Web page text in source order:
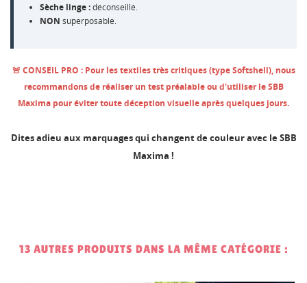
Sèche linge :déconseillé.
NON superposable.
🚨 CONSEIL PRO : Pour les textiles très critiques (type Softshell), nous
recommandons de réaliser un test préalable ou d'utiliser le SBB
Maxima pour éviter toute déception visuelle après quelques jours.
Dites adieu aux marquages qui changent de couleur avec le SBB
Maxima !
13 AUTRES PRODUITS DANS LA MÊME CATÉGORIE :